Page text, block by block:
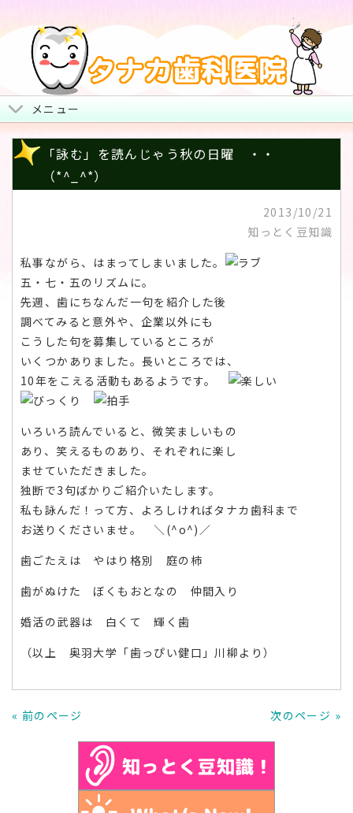
メニュー
トップページ
院長からみなさまへ
スタッフ紹介・院内風景
「詠む」を読んじゃう秋の日曜 ・・
（*^_^*）
2013/10/21
知っとく豆知識
私事ながら、はまってしまいました。
五・七・五のリズムに。
先週、歯にちなんだ一句を紹介した後
調べてみると意外や、企業以外にも
こうした句を募集しているところが
いくつかありました。長いところでは、
10年をこえる活動もあるようです。
いろいろ読んでいると、微笑ましいもの
あり、笑えるものあり、それぞれに楽し
ませていただきました。
独断で3句ばかりご紹介いたします。
私も詠んだ！って方、よろしければタナカ歯科まで
お送りくださいませ。 ＼(^o^)／
歯ごたえは やはり格別 庭の柿
歯がぬけた ぼくもおとなの 仲間入り
婚活の武器は 白くて 輝く歯
（以上 奥羽大学「歯っぴい健口」川柳より）
« 前のページ 次のページ »